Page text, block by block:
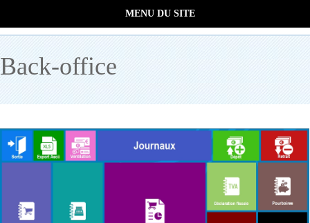
MENU DU SITE
Back-office